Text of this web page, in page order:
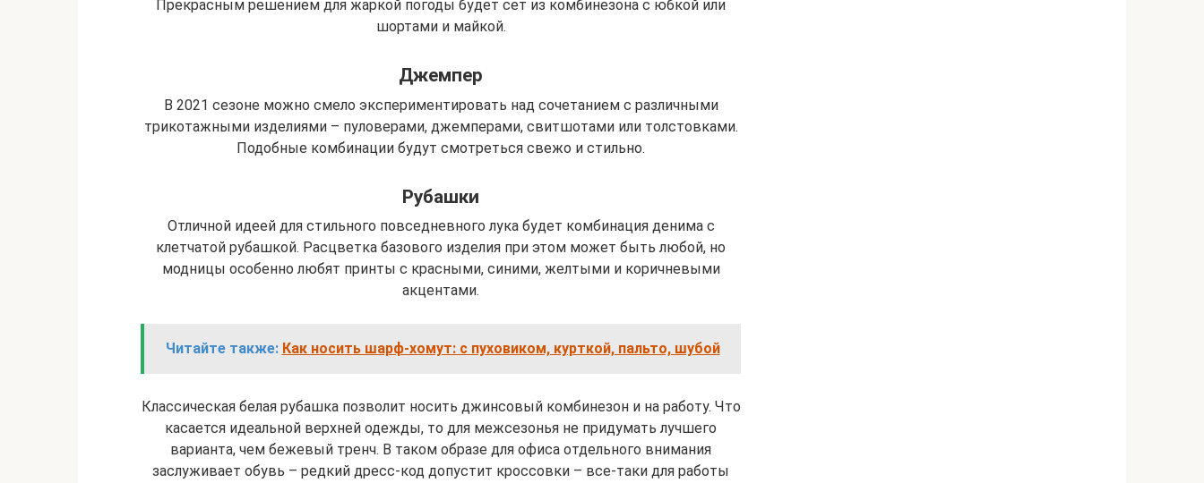
Прекрасным решением для жаркой погоды будет сет из комбинезона с юбкой или
шортами и майкой.
Джемпер
В 2021 сезоне можно смело экспериментировать над сочетанием с различными
трикотажными изделиями – пуловерами, джемперами, свитшотами или толстовками.
Подобные комбинации будут смотреться свежо и стильно.
Рубашки
Отличной идеей для стильного повседневного лука будет комбинация денима с
клетчатой рубашкой. Расцветка базового изделия при этом может быть любой, но
модницы особенно любят принты с красными, синими, желтыми и коричневыми
акцентами.
Читайте также: Как носить шарф-хомут: с пуховиком, курткой, пальто, шубой
Классическая белая рубашка позволит носить джинсовый комбинезон и на работу. Что
касается идеальной верхней одежды, то для межсезонья не придумать лучшего
варианта, чем бежевый тренч. В таком образе для офиса отдельного внимания
заслуживает обувь – редкий дресс-код допустит кроссовки – все-таки для работы